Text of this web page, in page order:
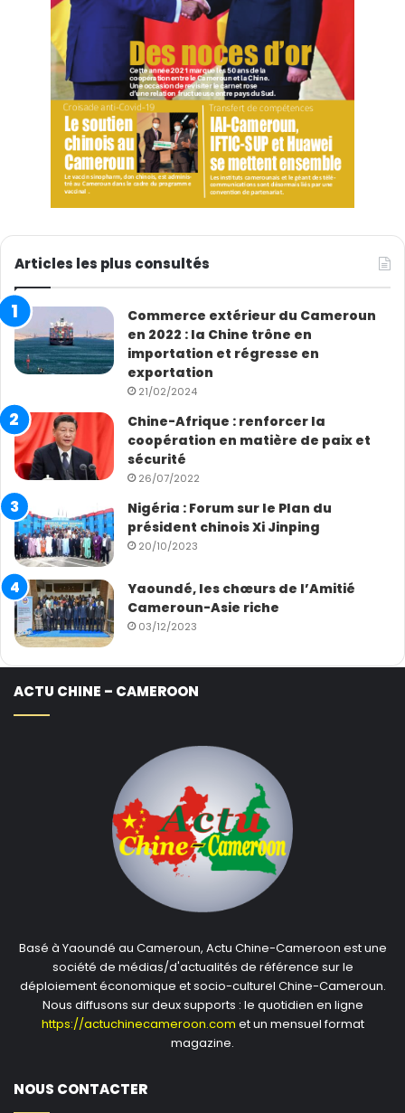
Articles les plus consultés
Commerce extérieur du Cameroun
en 2022 : la Chine trône en
importation et régresse en
exportation
21/02/2024
Chine-Afrique : renforcer la
coopération en matière de paix et
sécurité
26/07/2022
Nigéria : Forum sur le Plan du
président chinois Xi Jinping
20/10/2023
Yaoundé, les chœurs de l’Amitié
Cameroun-Asie riche
03/12/2023
ACTU CHINE – CAMEROON
Basé à Yaoundé au Cameroun, Actu Chine-Cameroon est une
société de médias/d'actualités de référence sur le
déploiement économique et socio-culturel Chine-Cameroun.
Nous diffusons sur deux supports : le quotidien en ligne
https://actuchinecameroon.com et un mensuel format
magazine.
NOUS CONTACTER